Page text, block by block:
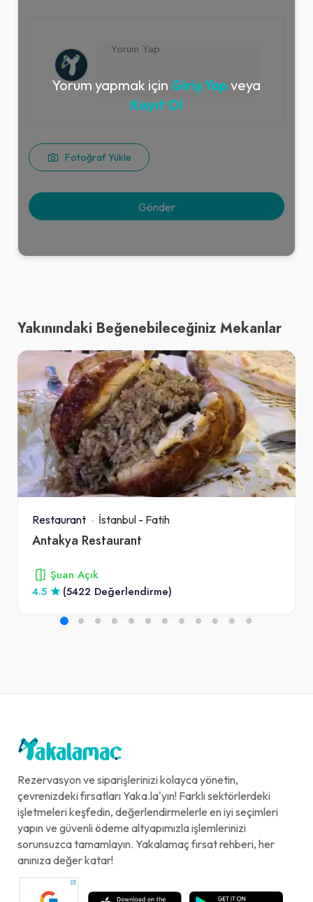
Fotoğraf Yükle
Yorum yapmak için Giriş Yap veya
Kayıt Ol
Yakınındaki Beğenebileceğiniz Mekanlar
Restaurant İstanbul - Fatih
Antakya Restaurant
Şuan Açık
4.5
(5422 Değerlendirme)
Rezervasyon ve siparişlerinizi kolayca yönetin,
çevrenizdeki fırsatları Yaka.la'yın! Farklı sektörlerdeki
işletmeleri keşfedin, değerlendirmelerle en iyi seçimleri
yapın ve güvenli ödeme altyapımızla işlemlerinizi
sorunsuzca tamamlayın. Yakalamaç fırsat rehberi, her
anınıza değer katar!